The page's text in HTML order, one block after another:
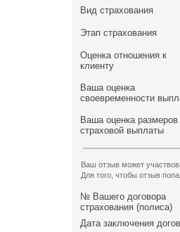
Вид страхования
Этап страхования
Оценка отношения к
клиенту
Ваша оценка
своевременности
Ваша оценка размеров
страховой выплаты
Ваш отзыв может
Для того, чтобы отзыв
№ Вашего договора
страхования (полиса)
Дата заключения